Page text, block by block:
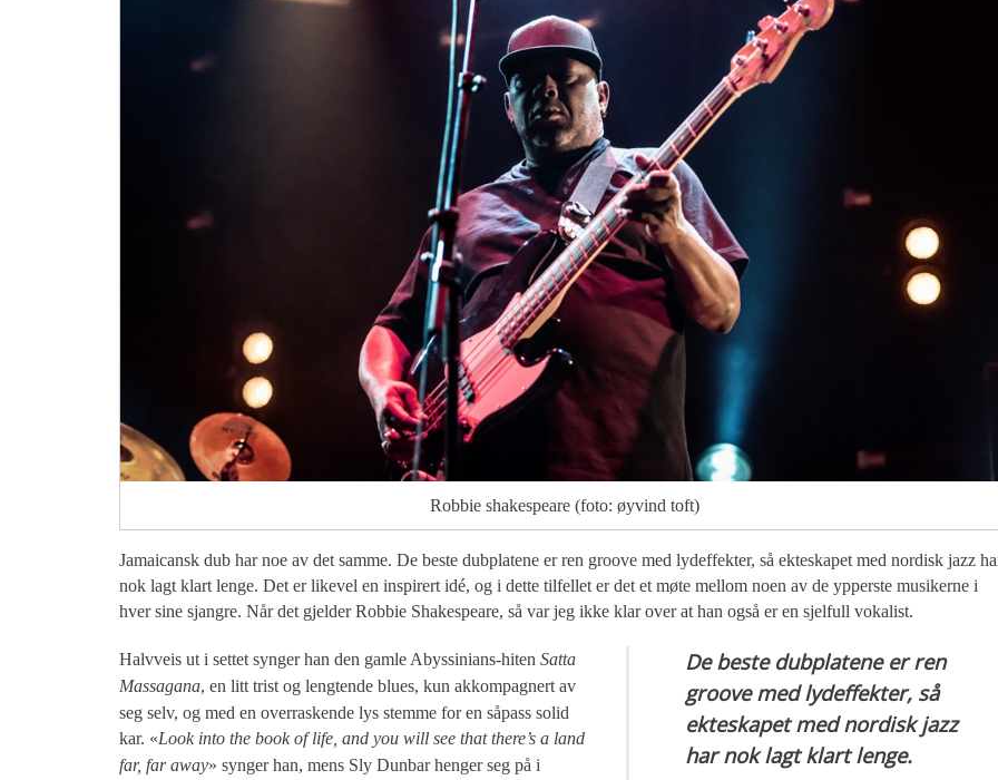
Robbie shakespeare (foto: øyvind toft)
Jamaicansk dub har noe av det samme. De beste dubplatene er ren groove med lydeffekter, så ekteskapet med nordisk jazz
nok lagt klart lenge. Det er likevel en inspirert idé, og i dette tilfellet er det et møte mellom noen av de ypperste musikerne i
hver sine sjangre. Når det gjelder Robbie Shakespeare, så var jeg ikke klar over at han også er en sjelfull vokalist.
De beste dubplatene er ren
groove med lydeffekter, så
ekteskapet med nordisk jazz
har nok lagt klart lenge.
Halvveis ut i settet synger han den gamle Abyssinians-hiten Satta
Massagana, en litt trist og lengtende blues, kun akkompagnert av
seg selv, og med en overraskende lys stemme for en såpass solid
kar. «Look into the book of life, and you will see that there’s a land
far, far away» synger han, mens Sly Dunbar henger seg på i